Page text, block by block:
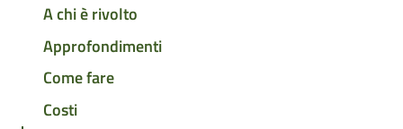
A chi è rivolto
Approfondimenti
Come fare
Costi